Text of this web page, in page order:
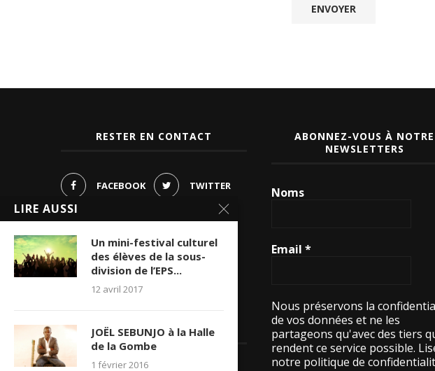
RESTER EN CONTACT
FACEBOOK TWITTER
INSTAGRAM
PINTEREST
YOUTUBE
LES VISITES
ABONNEZ-VOUS À NOTRE
NEWSLETTERS
Noms
Email*
Nous préservons la
de vos données et ne les
partageons qu'avec des tiers
rendent ce service possible.
notre politique de
LIRE AUSSI
Un mini-festival culturel
des élèves de la sous-
division de l’EPS...
12 avril 2017
JOËL SEBUNJO à la Halle
de la Gombe
1 février 2016